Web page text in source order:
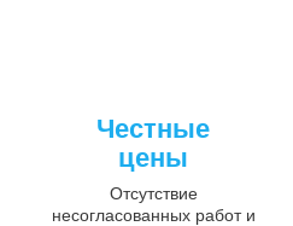
Честные
цены
Отсутствие
несогласованных работ и